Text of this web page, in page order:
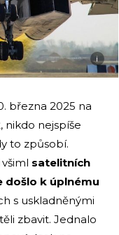
i
března 2025 na
nikdo nejspíše
to způsobí.
satelitních
došlo k úplnému
s uskladněnými
zbavit. Jednalo